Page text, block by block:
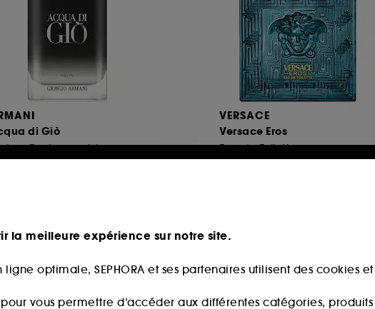
di Giò
Rechargeable
VERSACE
Versace Eros
Eau de Toilette
la meilleure expérience sur notre site.
optimale, SEPHORA et ses partenaires utilisent des cookies
pour vous permettre d’accéder aux différentes catégories,